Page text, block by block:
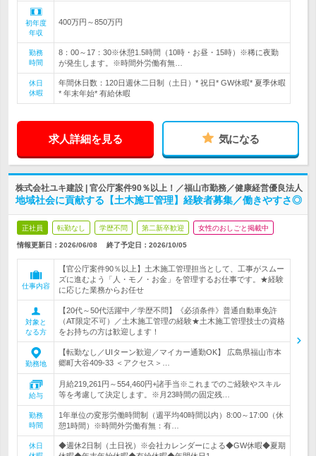
初年度
年収
400万円～850万円
勤務
時間
8：00～17：30※休憩1.5時間（10時・お昼・15時）※稀に夜勤
が発生します。※時間外労働有無…
休日
休暇
年間休日数：120日週休二日制（土日）* 祝日* GW休暇* 夏季休暇
* 年末年始* 有給休暇
求人詳細を見る 気になる
株式会社ユキ建設 | 官公庁案件90％以上！／福山市勤務／健康経営優良法人
地域社会に貢献する【土木施工管理】経験者募集／働きやすさ◎
正社員 転勤なし 学歴不問 第二新卒歓迎 女性のおしごと掲載中
情報更新日：2026/06/08 終了予定日： 2026/10/05
仕事内容
【官公庁案件90％以上】土木施工管理担当として、工事がスムー
ズに進むよう「人・モノ・お金」を管理するお仕事です。★経験
に応じた業務からお任せ
対象と
なる方
【20代～50代活躍中／学歴不問】《必須条件》普通自動車免許
（AT限定不可）／土木施工管理の経験★土木施工管理技士の資格
をお持ちの方は歓迎します！
勤務地
【転勤なし／UIターン歓迎／マイカー通勤OK】 広島県福山市本
郷町大谷409-33 ＜アクセス＞…
給与
月給219,261円～554,460円+諸手当※これまでのご経験やスキル
等を考慮して決定します。※月23時間の固定残…
勤務
時間
1年単位の変形労働時間制（週平均40時間以内）8:00～17:00（休
憩1時間）※時間外労働有無：有…
休日
◆週休2日制（土日祝）※会社カレンダーによる◆GW休暇◆夏期